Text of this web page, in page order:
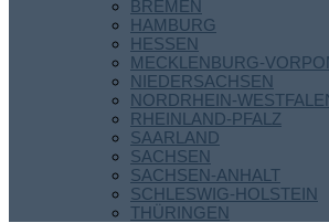
BREMEN
HAMBURG
HESSEN
MECKLENBURG-
NIEDERSACHSEN
NORDRHEIN-
RHEINLAND-PFALZ
SAARLAND
SACHSEN
SACHSEN-ANHALT
SCHLESWIG-HOLSTEIN
THÜRINGEN